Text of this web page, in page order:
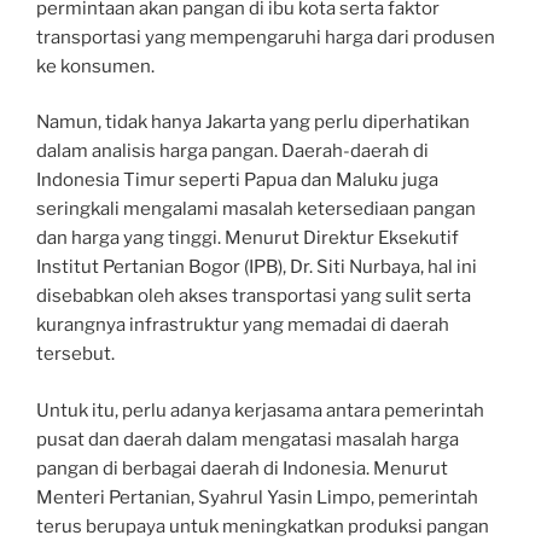
permintaan akan pangan di ibu kota serta faktor
transportasi yang mempengaruhi harga dari produsen
ke konsumen.
Namun, tidak hanya Jakarta yang perlu diperhatikan
dalam analisis harga pangan. Daerah-daerah di
Indonesia Timur seperti Papua dan Maluku juga
seringkali mengalami masalah ketersediaan pangan
dan harga yang tinggi. Menurut Direktur Eksekutif
Institut Pertanian Bogor (IPB), Dr. Siti Nurbaya, hal ini
disebabkan oleh akses transportasi yang sulit serta
kurangnya infrastruktur yang memadai di daerah
tersebut.
Untuk itu, perlu adanya kerjasama antara pemerintah
pusat dan daerah dalam mengatasi masalah harga
pangan di berbagai daerah di Indonesia. Menurut
Menteri Pertanian, Syahrul Yasin Limpo, pemerintah
terus berupaya untuk meningkatkan produksi pangan